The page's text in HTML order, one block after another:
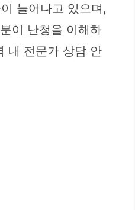
늘어나고 있으며,
이 난청을 이해하
내 전문가 상담 안